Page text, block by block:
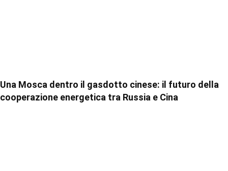
Una Mosca dentro il gasdotto cinese: il futuro della
cooperazione energetica tra Russia e Cina